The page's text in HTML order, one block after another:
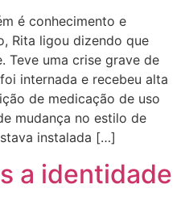
é conhecimento e
Rita ligou dizendo que
Teve uma crise grave de
internada e recebeu alta
de medicação de uso
mudança no estilo de
instalada […]
a identidade